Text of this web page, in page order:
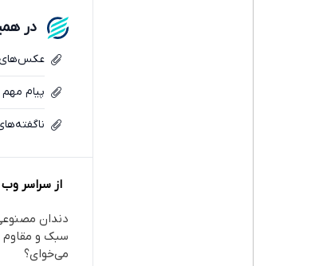
در
عکس‌های
پیام
از سراسر وب
دندان
سبک و مقاوم
می‌خوای؟